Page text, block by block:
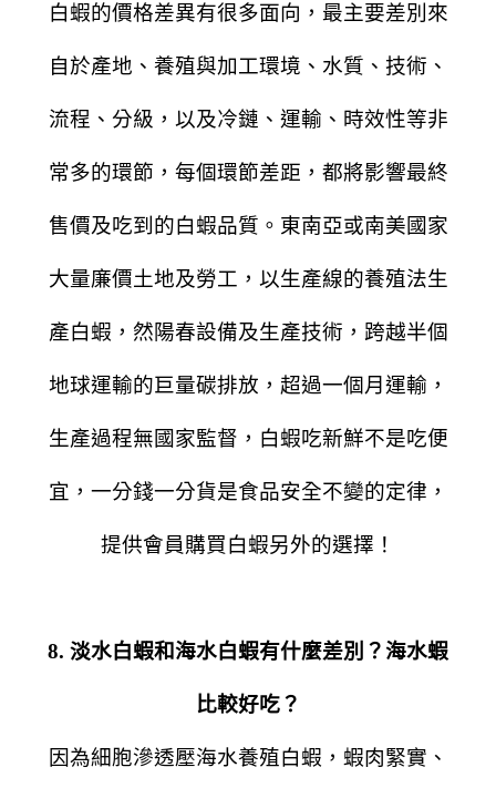
白蝦的價格差異有很多面向，最主要差別來
自於產地、養殖與加工環境、水質、技術、
流程、分級，以及冷鏈、運輸、時效性等非
常多的環節，每個環節差距，都將影響最終
售價及吃到的白蝦品質。東南亞或南美國家
大量廉價土地及勞工，以生產線的養殖法生
產白蝦，然陽春設備及生產技術，跨越半個
地球運輸的巨量碳排放，超過一個月運輸，
生產過程無國家監督，白蝦吃新鮮不是吃便
宜，一分錢一分貨是食品安全不變的定律，
提供會員購買白蝦另外的選擇！
8. 淡水白蝦和海水白蝦有什麼差別？海水蝦
比較好吃？
因為細胞滲透壓海水養殖白蝦，蝦肉緊實、